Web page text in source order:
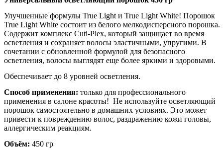
Улучшенные формулы True Light и True Light White! Порошок
True Light White состоит из белого мелкодисперсного порошка.
Содержит комплекс Cuti-Plex, который защищает во время
осветления и сохраняет волосы эластичными, упругими. В
сочетании с обновленной формулой для безопасного
осветления, волосы выглядят еще более яркими и здоровыми.
Обеспечивает до 8 уровней осветления.
Способ применения: только для профессионального
применения в салоне красоты! Не используйте осветляющий
порошок самостоятельно в домашних условиях. Это может
привести к повреждению волос, раздражению кожи головы,
аллергическим реакциям.
Объём: 450 гр